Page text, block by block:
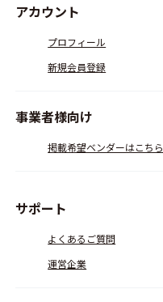
アカウント
プロフィール
新規会員登録
事業者様向け
掲載希望ベンダーはこちら
サポート
よくあるご質問
運営企業